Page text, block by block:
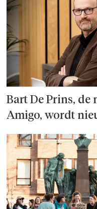
Bart De Prins, de
Amigo, wordt